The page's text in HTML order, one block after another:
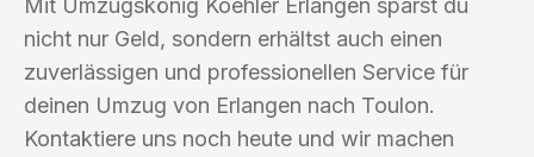
Mit Umzugskönig Koehler Erlangen sparst du
nicht nur Geld, sondern erhältst auch einen
zuverlässigen und professionellen Service für
deinen Umzug von Erlangen nach Toulon.
Kontaktiere uns noch heute und wir machen